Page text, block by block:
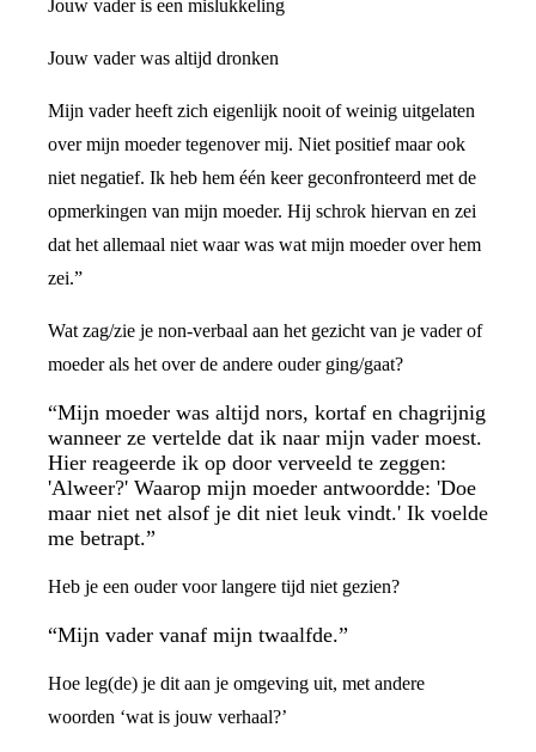
Jouw vader is een mislukkeling
Jouw vader was altijd dronken
Mijn vader heeft zich eigenlijk nooit of weinig uitgelaten
over mijn moeder tegenover mij. Niet positief maar ook
niet negatief. Ik heb hem één keer geconfronteerd met de
opmerkingen van mijn moeder. Hij schrok hiervan en zei
dat het allemaal niet waar was wat mijn moeder over hem
zei.”
Wat zag/zie je non-verbaal aan het gezicht van je vader of
moeder als het over de andere ouder ging/gaat?
“Mijn moeder was altijd nors, kortaf en chagrijnig
wanneer ze vertelde dat ik naar mijn vader moest.
Hier reageerde ik op door verveeld te zeggen:
'Alweer?' Waarop mijn moeder antwoordde: 'Doe
maar niet net alsof je dit niet leuk vindt.' Ik voelde
me betrapt.”
Heb je een ouder voor langere tijd niet gezien?
“Mijn vader vanaf mijn twaalfde.”
Hoe leg(de) je dit aan je omgeving uit, met andere
woorden ‘wat is jouw verhaal?’